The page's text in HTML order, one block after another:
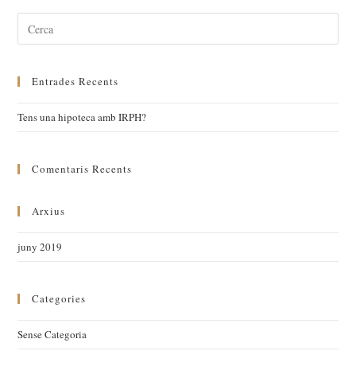
Entrades Recents
Tens una hipoteca amb IRPH?
Comentaris Recents
Arxius
juny 2019
Categories
Sense Categoria